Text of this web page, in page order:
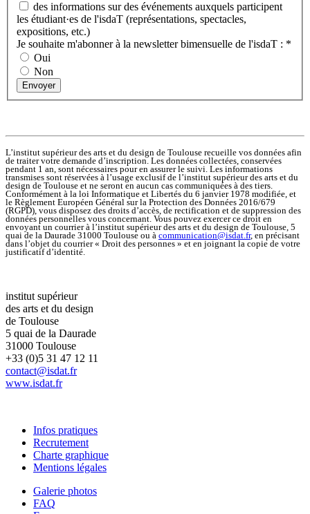
des informations sur des événements auxquels participent
les étudiant·es de l'isdaT (représentations, spectacles,
expositions, etc.)
Je souhaite m'abonner à la newsletter bimensuelle de l'isdaT : *
Oui
Non
Envoyer
L’institut supérieur des arts et du design de Toulouse recueille vos données afin
de traiter votre demande d’inscription. Les données collectées, conservées
pendant 1 an, sont nécessaires pour en assurer le suivi. Les informations
transmises sont réservées à l’usage exclusif de l’institut supérieur des arts et du
design de Toulouse et ne seront en aucun cas communiquées à des tiers.
Conformément à la loi Informatique et Libertés du 6 janvier 1978 modifiée, et
le Règlement Européen Général sur la Protection des Données 2016/679
(RGPD), vous disposez des droits d’accès, de rectification et de suppression des
données personnelles vous concernant. Vous pouvez exercer ce droit en
envoyant un courrier à l’institut supérieur des arts et du design de Toulouse, 5
quai de la Daurade 31000 Toulouse ou à communication@isdat.fr, en précisant
dans l’objet du courrier « Droit des personnes » et en joignant la copie de votre
justificatif d’identité.
institut supérieur
des arts et du design
de Toulouse
5 quai de la Daurade
31000 Toulouse
+33 (0)5 31 47 12 11
contact@isdat.fr
www.isdat.fr
Infos pratiques
Recrutement
Charte graphique
Mentions légales
Galerie photos
FAQ